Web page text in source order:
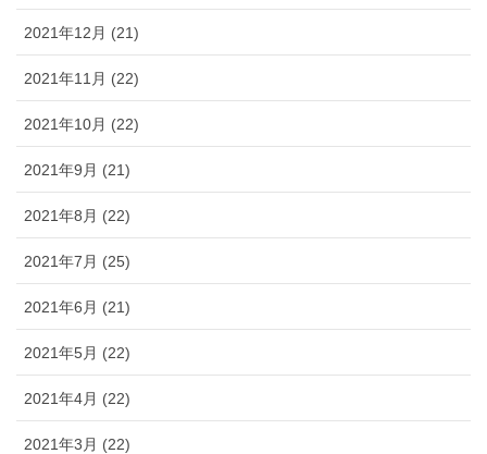
2021年12月 (21)
2021年11月 (22)
2021年10月 (22)
2021年9月 (21)
2021年8月 (22)
2021年7月 (25)
2021年6月 (21)
2021年5月 (22)
2021年4月 (22)
2021年3月 (22)